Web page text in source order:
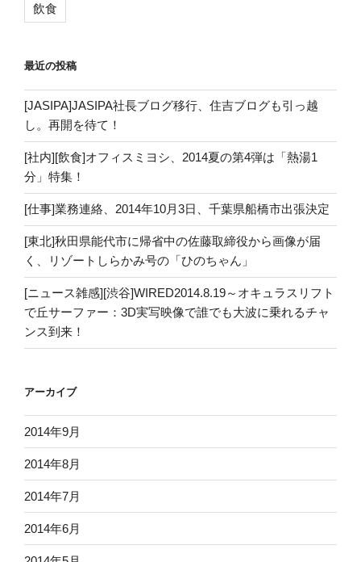
飲食
最近の投稿
[JASIPA]JASIPA社長ブログ移行、住吉ブログも引っ越
し。再開を待て！
[社内][飲食]オフィスミヨシ、2014夏の第4弾は「熱湯1
分」特集！
[仕事]業務連絡、2014年10月3日、千葉県船橋市出張決定
[東北]秋田県能代市に帰省中の佐藤取締役から画像が届
く、リゾートしらかみ号の「ひのちゃん」
[ニュース雑感][渋谷]WIRED2014.8.19～オキュラスリフト
で丘サーファー：3D実写映像で誰でも大波に乗れるチャ
ンス到来！
アーカイブ
2014年9月
2014年8月
2014年7月
2014年6月